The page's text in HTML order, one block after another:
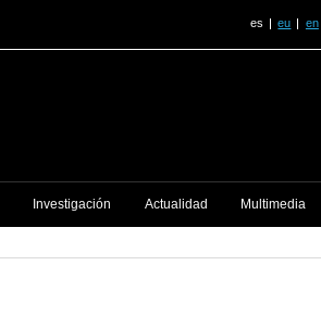
es eu en
Investigación Actualidad Multimedia